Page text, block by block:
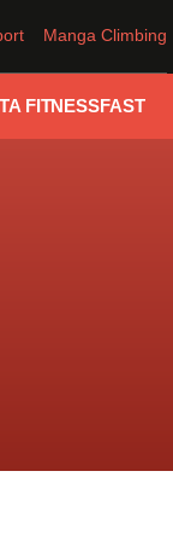
Manga Climbing
FITNESSFAST